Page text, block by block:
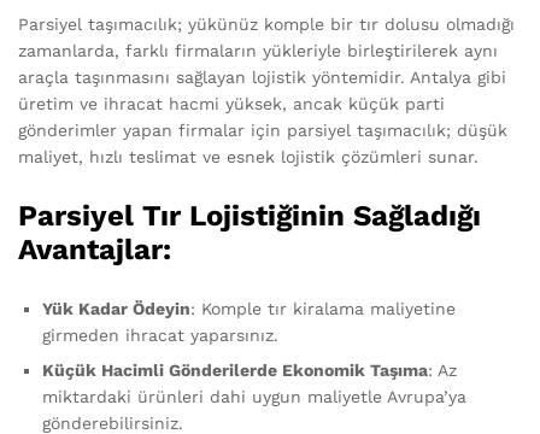
Parsiyel taşımacılık; yükünüz komple bir tır dolusu olmadığı
zamanlarda, farklı firmaların yükleriyle birleştirilerek aynı
araçla taşınmasını sağlayan lojistik yöntemidir. Antalya gibi
üretim ve ihracat hacmi yüksek, ancak küçük parti
gönderimler yapan firmalar için parsiyel taşımacılık; düşük
maliyet, hızlı teslimat ve esnek lojistik çözümleri sunar.
Parsiyel Tır Lojistiğinin Sağladığı
Avantajlar:
Yük Kadar Ödeyin: Komple tır kiralama maliyetine
girmeden ihracat yaparsınız.
Küçük Hacimli Gönderilerde Ekonomik Taşıma: Az
miktardaki ürünleri dahi uygun maliyetle Avrupa’ya
gönderebilirsiniz.